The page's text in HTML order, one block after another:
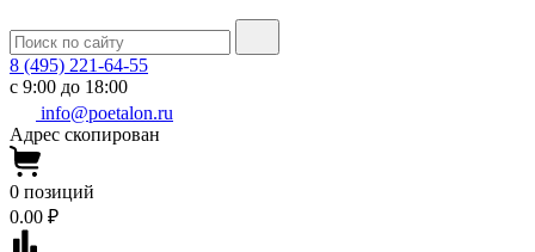
8 (495) 221-64-55
с 9:00 до 18:00
info@poetalon.ru
Адрес скопирован
0 позиций
0.00 ₽